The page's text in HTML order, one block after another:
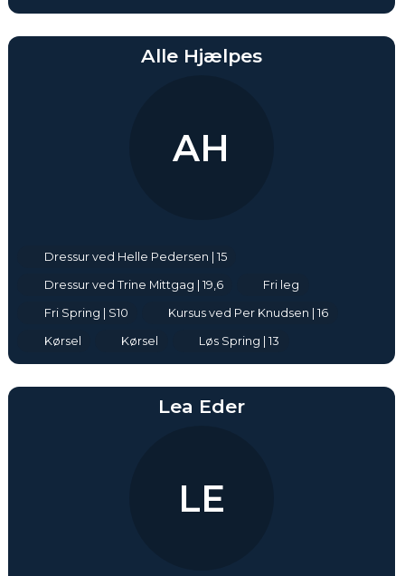
Alle Hjælpes
AH
Dressur ved Helle Pedersen | 15
Dressur ved Trine Mittgag | 19,6 Fri leg
Fri Spring | S10 Kursus ved Per Knudsen | 16
Kørsel Kørsel Løs Spring | 13
Lea Eder
LE